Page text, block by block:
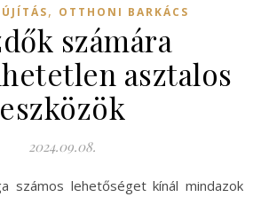
, OTTHONI BARKÁCS
számára
asztalos
eszközök
2024.09.08.